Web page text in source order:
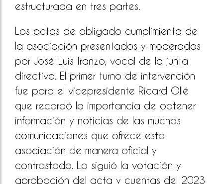
estructurada en tres partes.
Los actos de obligado cumplimiento de
la asociación presentados y moderados
por José Luis Iranzo, vocal de la junta
directiva. El primer turno de intervención
fue para el vicepresidente Ricard Ollé
que recordó la importancia de obtener
información y noticias de las muchas
comunicaciones que ofrece esta
asociación de manera oficial y
contrastada. Lo siguió la votación y
aprobación del acta y cuentas del 2023